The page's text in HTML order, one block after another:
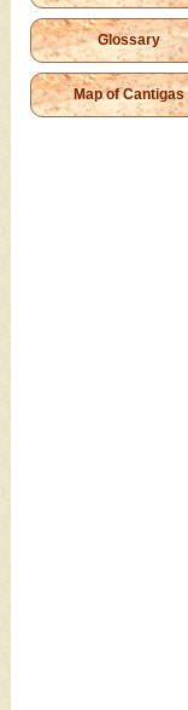
Glossary
Map of Cantigas